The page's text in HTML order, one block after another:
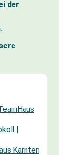
der
|
Kärnten